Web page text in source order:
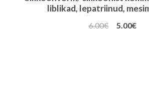
liblikad, lepatriinud,
6.00€
Algne
5.00€